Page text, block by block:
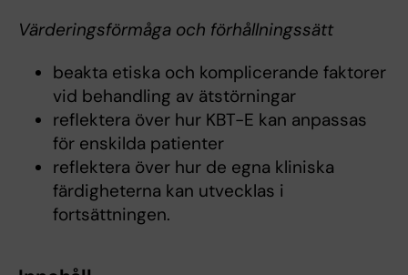
Värderingsförmåga och förhållningssätt
beakta etiska och komplicerande faktorer
vid behandling av ätstörningar
reflektera över hur KBT-E kan anpassas
för enskilda patienter
reflektera över hur de egna kliniska
färdigheterna kan utvecklas i
fortsättningen.